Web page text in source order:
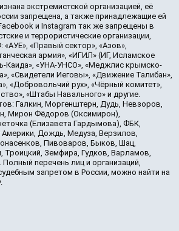
экстремистской организацией, её
запрещена, а также принадлежащие ей
и Instagram так же запрещены в
и террористические организации,
«Правый сектор», «Азов»,
армия», «ИГИЛ» (ИГ, Исламское
Каида», «УНА-УНСО», «Меджлис крымско-
«Свидетели Иеговы», «Движение Талибан»,
«Добровольчий рух», «Чёрный комитет»,
«Штабы Навального» и другие.
Галкин, Моргенштерн, Дудь, Невзоров,
Мирон Фёдоров (Оксимирон),
(Елизавета Гардымова), ФБК,
Дождь, Медуза, Верзилов,
Пивоваров, Быков, Шац,
Троицкий, Земфира, Гудков, Варламов,
Полный перечень лиц и организаций,
запретом в России, можно найти на